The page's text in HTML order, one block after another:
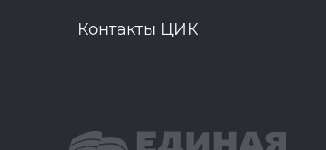
Контакты ЦИК